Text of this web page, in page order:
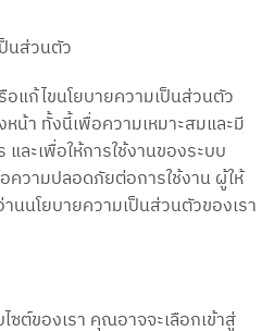
นส่วนตัว
แก้ไขนโยบายความเป็นส่วนตัว
หน้า ทั้งนี้เพื่อความเหมาะสมและมี
ละเพื่อให้การใช้งานของระบบ
ความปลอดภัยต่อการใช้งาน ผู้ให้
นนโยบายความเป็นส่วนตัวของเรา
ต์ของเรา คุณอาจจะเลือกเข้าสู่